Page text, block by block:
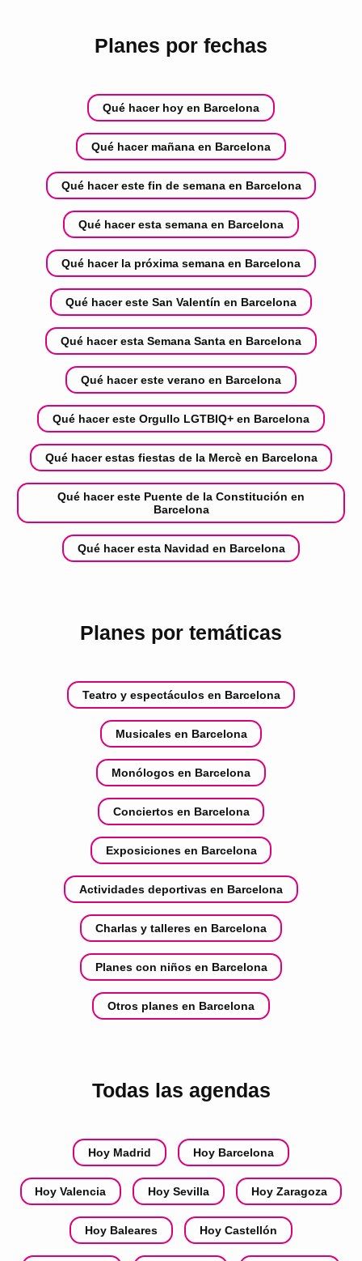
Planes por fechas
Qué hacer hoy en Barcelona
Qué hacer mañana en Barcelona
Qué hacer este fin de semana en Barcelona
Qué hacer esta semana en Barcelona
Qué hacer la próxima semana en Barcelona
Qué hacer este San Valentín en Barcelona
Qué hacer esta Semana Santa en Barcelona
Qué hacer este verano en Barcelona
Qué hacer este Orgullo LGTBIQ+ en Barcelona
Qué hacer estas fiestas de la Mercè en Barcelona
Qué hacer este Puente de la Constitución en
Barcelona
Qué hacer esta Navidad en Barcelona
Planes por temáticas
Teatro y espectáculos en Barcelona
Musicales en Barcelona
Monólogos en Barcelona
Conciertos en Barcelona
Exposiciones en Barcelona
Actividades deportivas en Barcelona
Charlas y talleres en Barcelona
Planes con niños en Barcelona
Otros planes en Barcelona
Todas las agendas
Hoy Madrid Hoy Barcelona
Hoy Valencia Hoy Sevilla Hoy Zaragoza
Hoy Baleares Hoy Castellón